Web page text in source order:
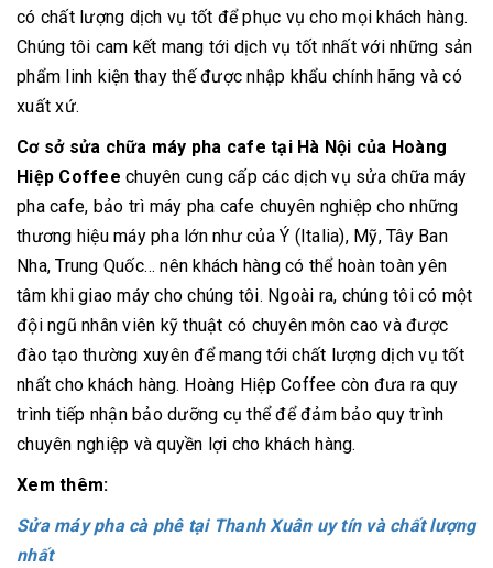
có chất lượng dịch vụ tốt để phục vụ cho mọi khách hàng.
Chúng tôi cam kết mang tới dịch vụ tốt nhất với những sản
phẩm linh kiện thay thế được nhập khẩu chính hãng và có
xuất xứ.
Cơ sở sửa chữa máy pha cafe tại Hà Nội của Hoàng
Hiệp Coffee chuyên cung cấp các dịch vụ sửa chữa máy
pha cafe, bảo trì máy pha cafe chuyên nghiệp cho những
thương hiệu máy pha lớn như của Ý (Italia), Mỹ, Tây Ban
Nha, Trung Quốc… nên khách hàng có thể hoàn toàn yên
tâm khi giao máy cho chúng tôi. Ngoài ra, chúng tôi có một
đội ngũ nhân viên kỹ thuật có chuyên môn cao và được
đào tạo thường xuyên để mang tới chất lượng dịch vụ tốt
nhất cho khách hàng. Hoàng Hiệp Coffee còn đưa ra quy
trình tiếp nhận bảo dưỡng cụ thể để đảm bảo quy trình
chuyên nghiệp và quyền lợi cho khách hàng.
Xem thêm:
Sửa máy pha cà phê tại Thanh Xuân uy tín và chất lượng
nhất